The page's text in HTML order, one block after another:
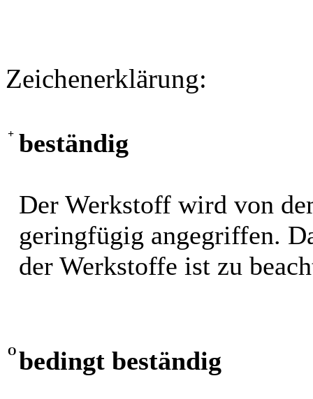
Zeichenerklärung:
+ beständig
Der Werkstoff wird von
geringfügig angegriffen.
der Werkstoffe ist zu
O bedingt beständig